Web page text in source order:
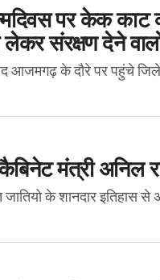
पर केक काट
संरक्षण देने
के दौरे पर पहुंचे जिले
मंत्री अनिल
जातियो के शानदार इतिहास